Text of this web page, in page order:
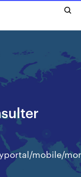
mobile/